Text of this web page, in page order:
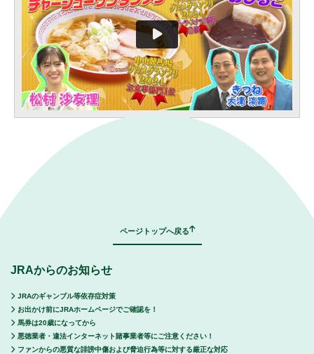
ページトップへ戻る
JRAからのお知らせ
JRAのギャンブル等依存症対策
お出かけ前にJRAホームページでご確認を！
馬券は20歳になってから
悪徳業者・違法インターネット賭事業者等にご注意ください！
ファンからの悪質な誹謗中傷および脅迫行為等に対する厳正な対応